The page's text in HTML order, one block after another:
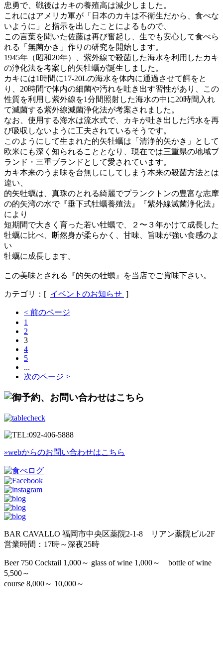
忠勇で、戦後はカキの養殖高は減少しました。
これにはアメリカ軍が「日本のカキは不衛生だから、食べな
いように」と指示を出したことによるもので、
この言葉を聞いた佐藤は再び奮起し、生でも安心して食べら
れる「無菌かき」作りの研究を開始します。
1945年（昭和20年）、紫外線で殺菌した海水を利用したカキ
の浄化法を考案し的矢牡蠣が誕生しました。
カキには1時間に17-20Lの海水を体内に通過させて餌をと
り、20時間で体内の細菌や汚れを吐き出す習性があり、この
性質を利用し紫外線を1分間照射した海水の中に20時間入れ
て滅菌する紫外線滅菌浄化法が考案されました。
なお、使用する海水は流水式で、カキが吐き出した汚水を再
び吸収しないように工夫されているそうです。
このようにして生まれた的矢牡蠣は「清浄的矢かき」として
欧米にも深く知られることとなり、現在では三重県の地域ブ
ランド・三重ブランドとして愛されています。
カキ本来のうま味を台無しにしてしまう本来の殺菌方法とは
違い、
的矢牡蠣は、真珠のとれる綺麗でプランクトンの豊富な志摩
の的矢湾の水で『垂下式牡蠣養殖法』『紫外線滅菌浄化法』
により
短期間で大きく育った若い牡蠣で、２〜３年かけて成長した
牡蠣に比べ、断然身が柔らかく、甘味、旨味が強い食感のよ
い
牡蠣に成長します。
この美味とされる『的矢の牡蠣』を当店でご賞味下さい。
カテゴリ：[ イベントのお知らせ ]
< 前のページ
1
2
3
4
5
...
次のページ >
»webからのお問い合わせはこちら
BAR CAVALLO 福岡市中央区薬院2-1-8 リアン薬院ビル2F
営業時間：17時～深夜25時
Beer 750 Cocktail 1,000～ glass of wine 1,000～ bottle of wine
5,500～
course 8,000～ 10,000～